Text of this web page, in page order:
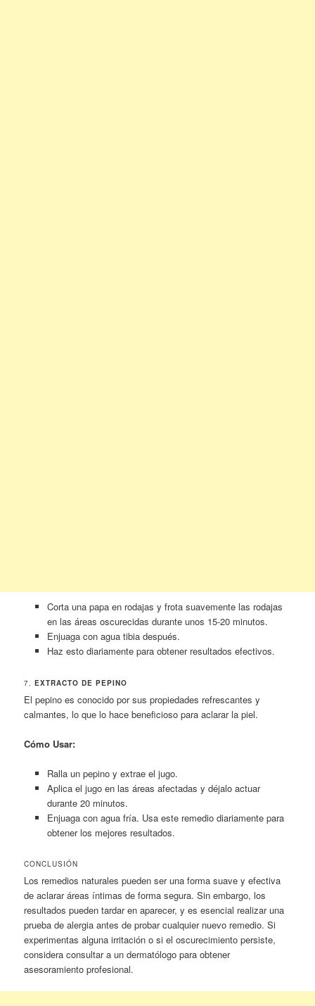
Corta una papa en rodajas y frota suavemente las rodajas
en las áreas oscurecidas durante unos 15-20 minutos.
Enjuaga con agua tibia después.
Haz esto diariamente para obtener resultados efectivos.
7.EXTRACTO DE PEPINO
El pepino es conocido por sus propiedades refrescantes y
calmantes, lo que lo hace beneficioso para aclarar la piel.
Cómo Usar:
Ralla un pepino y extrae el jugo.
Aplica el jugo en las áreas afectadas y déjalo actuar
durante 20 minutos.
Enjuaga con agua fría. Usa este remedio diariamente para
obtener los mejores resultados.
CONCLUSIÓN
Los remedios naturales pueden ser una forma suave y efectiva
de aclarar áreas íntimas de forma segura. Sin embargo, los
resultados pueden tardar en aparecer, y es esencial realizar una
prueba de alergia antes de probar cualquier nuevo remedio. Si
experimentas alguna irritación o si el oscurecimiento persiste,
considera consultar a un dermatólogo para obtener
asesoramiento profesional.